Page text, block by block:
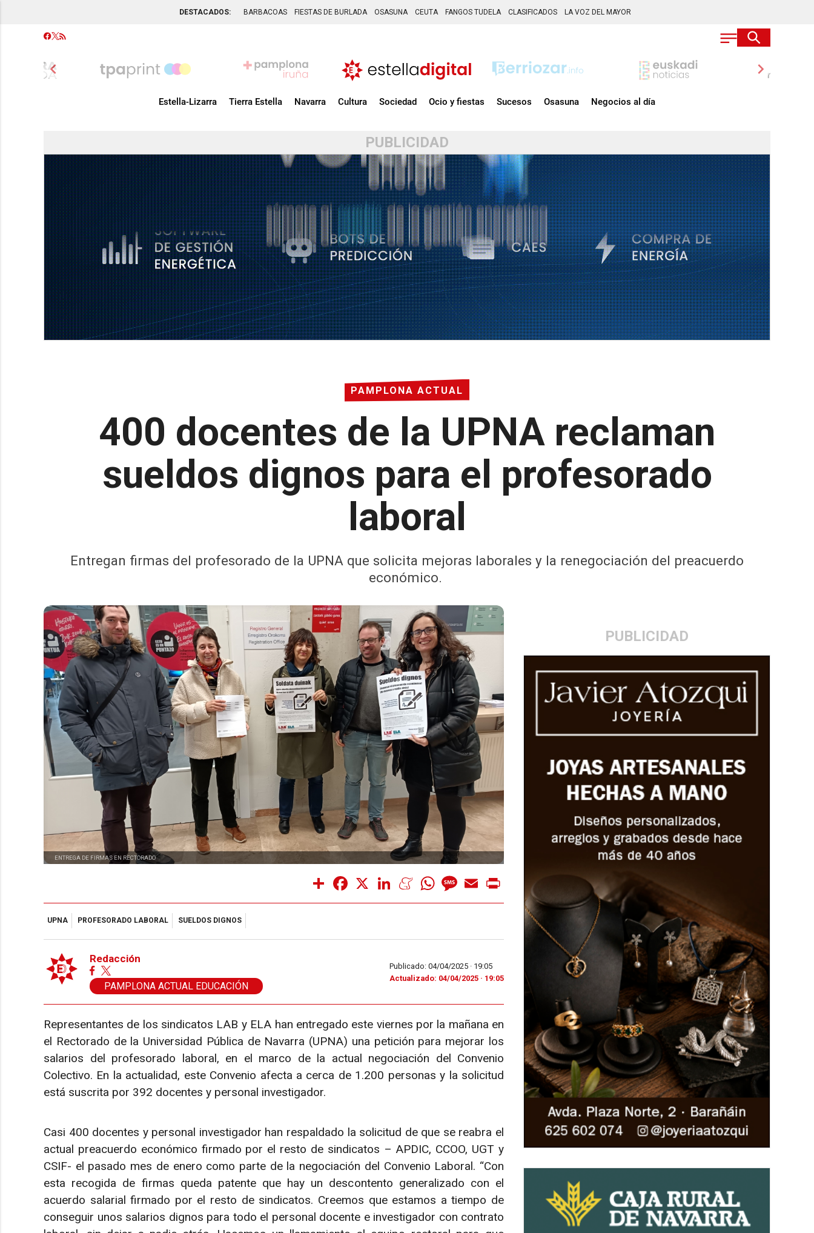
DESTACADOS: BARBACOAS FIESTAS DE BURLADA OSASUNA CEUTA FANGOS TUDELA CLASIFICADOS LA VOZ DEL MAYOR
chevron_left chevron_right
Estella-Lizarra Tierra Estella Navarra Cultura Sociedad Ocio y fiestas Sucesos Osasuna Negocios al día
PUBLICIDAD
PAMPLONA ACTUAL
400 docentes de la UPNA reclaman
sueldos dignos para el profesorado
laboral
Entregan firmas del profesorado de la UPNA que solicita mejoras laborales y la renegociación del preacuerdo
económico.
PUBLICIDAD
ENTREGA DE FIRMAS EN RECTORADO
Share Facebook LinkedInMeneameWhatsAppMessage
Email
UPNA PROFESORADO LABORAL SUELDOS DIGNOS
Redacción
PAMPLONA ACTUAL EDUCACIÓN
Publicado: 04/04/2025 · 19:05
Actualizado: 04/04/2025 · 19:05
Representantes de los sindicatos LAB y ELA han entregado este viernes por la mañana en
el Rectorado de la Universidad Pública de Navarra (UPNA) una petición para mejorar los
salarios del profesorado laboral, en el marco de la actual negociación del Convenio
Colectivo. En la actualidad, este Convenio afecta a cerca de 1.200 personas y la solicitud
está suscrita por 392 docentes y personal investigador.
Casi 400 docentes y personal investigador han respaldado la solicitud de que se reabra el
actual preacuerdo económico firmado por el resto de sindicatos – APDIC, CCOO, UGT y
CSIF- el pasado mes de enero como parte de la negociación del Convenio Laboral. “Con
esta recogida de firmas queda patente que hay un descontento generalizado con el
acuerdo salarial firmado por el resto de sindicatos. Creemos que estamos a tiempo de
conseguir unos salarios dignos para todo el personal docente e investigador con contrato